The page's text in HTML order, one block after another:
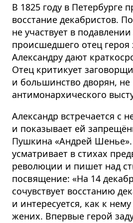
В 1825 году в Петербурге
восстание декабристов.
не участвует в
происшедшего отец героя
Александру дают
Отец критикует
и большинство дворян,
антимонархического
Александр встречается с
и показывает ей
Пушкина «Андрей
усматривает в стихах
революции и пишет над
посвящение: «На 14
сочувствует восстанию
и интересуется, как к
жених. Впервые герой